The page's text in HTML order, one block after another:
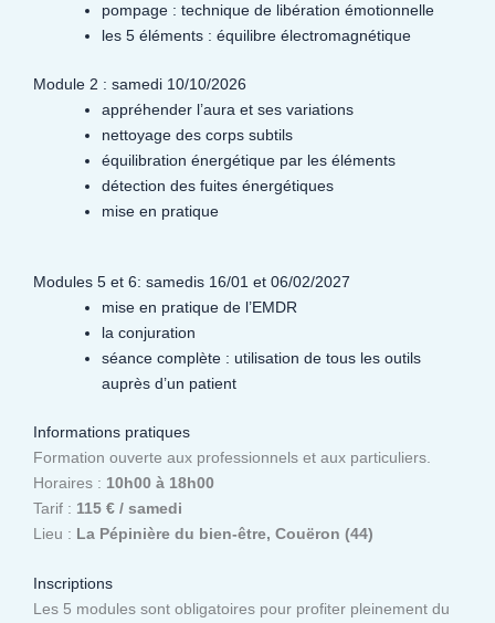
pompage : technique de libération émotionnelle
les 5 éléments : équilibre électromagnétique
Module 2 : samedi 10/10/2026
appréhender l’aura et ses variations
nettoyage des corps subtils
équilibration énergétique par les éléments
détection des fuites énergétiques
mise en pratique
Modules 5 et 6: samedis 16/01 et 06/02/2027
mise en pratique de l’EMDR
la conjuration
séance complète : utilisation de tous les outils
auprès d’un patient
Informations pratiques
Formation ouverte aux professionnels et aux particuliers.
Horaires : 10h00 à 18h00
Tarif : 115 € / samedi
Lieu : La Pépinière du bien-être, Couëron (44)
Inscriptions
Les 5 modules sont obligatoires pour profiter pleinement du